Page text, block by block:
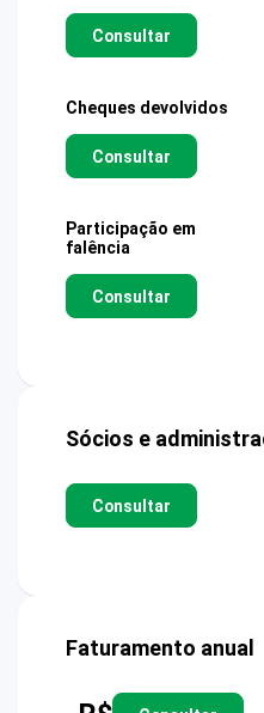
Consultar
Cheques devolvidos
Consultar
Participação em
falência
Consultar
Sócios e
Consultar
Faturamento anual